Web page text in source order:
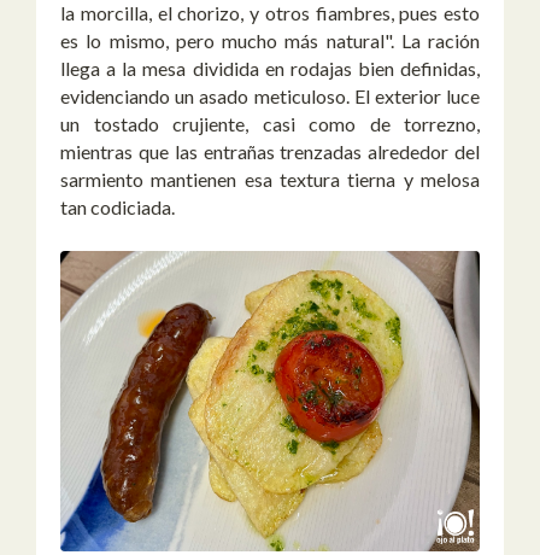
la morcilla, el chorizo, y otros fiambres, pues esto
es lo mismo, pero mucho más natural". La ración
llega a la mesa dividida en rodajas bien definidas,
evidenciando un asado meticuloso. El exterior luce
un tostado crujiente, casi como de torrezno,
mientras que las entrañas trenzadas alrededor del
sarmiento mantienen esa textura tierna y melosa
tan codiciada.